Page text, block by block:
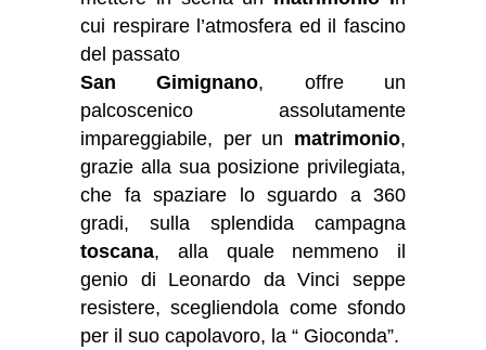
cui respirare l’atmosfera ed il fascino
del passato
San Gimignano, offre un
palcoscenico assolutamente
impareggiabile, per un matrimonio,
grazie alla sua posizione privilegiata,
che fa spaziare lo sguardo a 360
gradi, sulla splendida campagna
toscana, alla quale nemmeno il
genio di Leonardo da Vinci seppe
resistere, scegliendola come sfondo
per il suo capolavoro, la “ Gioconda”.